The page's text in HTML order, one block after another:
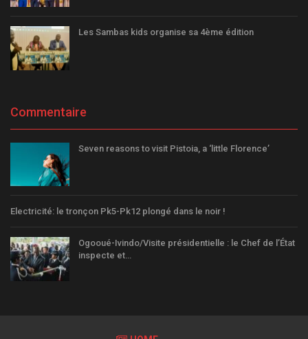
Les Sambas kids organise sa 4ème édition
Commentaire
Seven reasons to visit Pistoia, a ‘little Florence’
Electricité: le tronçon Pk5-Pk12 plongé dans le noir !
Ogooué-Ivindo/Visite présidentielle : le Chef de l’État
inspecte et…